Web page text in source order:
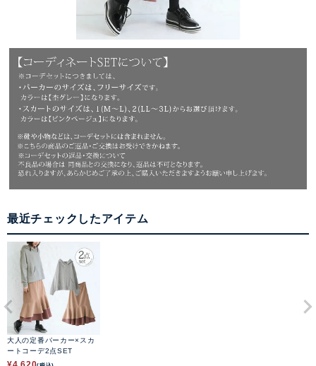
最近チェックしたアイテム
大人の定番パーカー×スカ
ートコーデ2点SET